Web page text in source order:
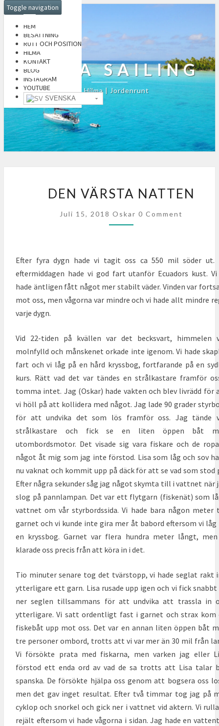
Toggle navigation
HEM
BESÄTTNING
RUTT OCH POSITION
HILMA
KONTAKT
BLOG
INSTAGRAM
YOUTUBE
SVENSKA
HILMA SAILING
S/Y Hilma | Jordenrunt
E
N
V
Ä
A
A
T
T
DEN VÄRSTA NATTEN
Juli 15, 2018 Oskar C
T
S
0 Comment
Efter fyra dygn hade vi tagit oss ca 550 mil söder ut.
eftermiddagen hade vi god fart utanför Ecuadors kust. Vi
hade äntligen fått något mer stabilt väder. Vinden var
mot oss, men vågorna var mindre och vi hade allt mindre
varje dygn.
Vid 22-tiden på kvällen var det becksvart, himmelen
molnfylld och månskenet orkade inte igenom. Vi hade
fart och vi låg på en hård kryssbog, fortfarande på en
kurs. Rätt vad det var tändes en strålkastare framför
tomma intet. Jag (Oskar) hade vakten och blev livrädd för
vi höll på att kollidera med något. Jag lade 90 grader
för att undvika det som lös framför oss. Jag tände
strålkastare och fick se en liten öppen båt
utombordsmotor. Det visade sig vara fiskare och de
något åt mig som jag inte förstod. Lisa som låg och sov
nu vaknat och kommit upp på däck för att se vad som stod
Efter några sekunder såg jag något skymta till i vattnet när
slog på pannlampan. Det var ett flytgarn (fiskenät) som
vattnet om vår styrbordssida. Vi hade bara någon meter
garnet och vi kunde inte gira mer åt babord eftersom vi låg
en kryssbog. Garnet var flera hundra meter långt,
klarade oss precis från att köra in i det.
Tio minuter senare tog det tvärstopp, vi hade seglat rakt
ytterligareett garn. Lisa rusade upp igen och vi fick snabbt
ner seglen tillsammans för att undvika att trassla in
ytterligare. Vi satt ordentligt fast i garnet och strax kom
fiskebåt upp mot oss. Det var en annan liten öppen båt
tre personer ombord, trotts att vi var mer än 30 mil från
Vi försökte prata med fiskarna, men varken jag eller
förstod ett enda ord av vad de sa trotts att Lisa talar
spanska. De försökte hjälpa oss genom att bogsera oss
men det gav inget resultat. Efter två timmar tog jag på
cyklop och snorkel och gick ner i vattnet vid aktern. Vi
rejält eftersom vi hade vågorna i sidan. Jag hade en